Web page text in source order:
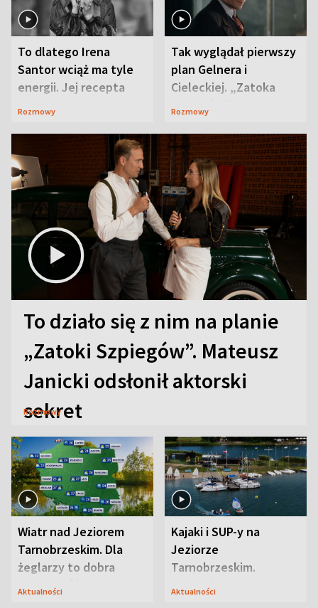
To dlatego Irena
Santor wciąż ma tyle
energii. Jej recepta
jest zaskakująco
Rozmowy
Tak wyglądał pierwszy
plan Gelnera i
Cieleckiej. „Zatoka
szpiegów” od razu ich
Rozmowy
To działo się z nim na planie
„Zatoki Szpiegów”. Mateusz
Janicki odsłonił aktorski
sekret
Rozmowy
Wiatr nad Jeziorem
Tarnobrzeskim. Dla
żeglarzy to dobra
wiadomość
Aktualności
Kajaki i SUP-y na
Jeziorze
Tarnobrzeskim.
Przyrodnicy zwracają
Aktualności